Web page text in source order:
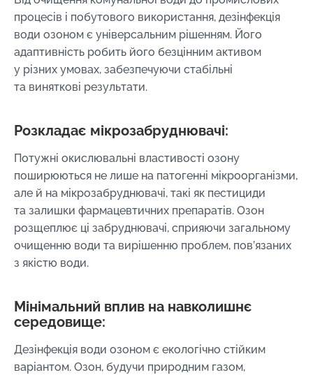
процесів і побутового використання, дезінфекція
води озоном є універсальним рішенням. Його
адаптивність робить його безцінним активом
у різних умовах, забезпечуючи стабільні
та виняткові результати.
Розкладає мікрозабруднювачі:
Потужні окислювальні властивості озону
поширюються не лише на патогенні мікроорганізми,
але й на мікрозабруднювачі, такі як пестициди
та залишки фармацевтичних препаратів. Озон
розщеплює ці забруднювачі, сприяючи загальному
очищенню води та вирішенню проблем, пов’язаних
з якістю води.
Мінімальний вплив на навколишнє
середовище:
Дезінфекція води озоном є екологічно стійким
варіантом. Озон, будучи природним газом,